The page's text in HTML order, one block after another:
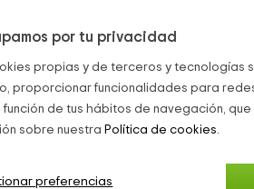
por tu privacidad
propias y de terceros y tecnologías
proporcionar funcionalidades para
de tus hábitos de navegación,
sobre nuestra Política de cookies.
preferencias
La